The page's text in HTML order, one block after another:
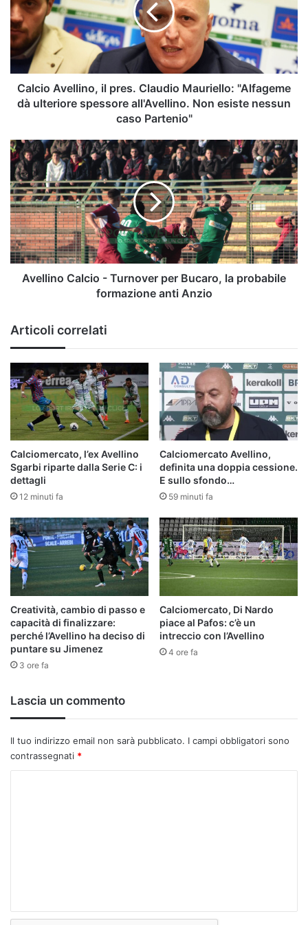
Claudio
Mauriello:
"Alfageme
dà
ulteriore
spessore
all'Avellino.
nessun
caso
Partenio"
Calcio Avellino, il pres. Claudio Mauriello: "Alfageme
dà ulteriore spessore all'Avellino. Non esiste nessun
caso Partenio"
Avellino
Calcio
Turnover
per
Bucaro,
la
probabile
formazione
antiAvellino Calcio - Turnover per Bucaro, la probabile
formazione anti Anzio
Articoli correlati
Calciomercato, l’ex Avellino
Sgarbi riparte dalla Serie C: i
dettagli
12 minuti fa
Calciomercato Avellino,
definita una doppia cessione.
E sullo sfondo…
59 minuti fa
Creatività, cambio di passo e
capacità di finalizzare:
perché l’Avellino ha deciso di
puntare su Jimenez
3 ore fa
Calciomercato, Di Nardo
piace al Pafos: c’è un
intreccio con l’Avellino
4 ore fa
Lascia un commento
Il tuo indirizzo email non sarà pubblicato. I campi obbligatori sono
contrassegnati *